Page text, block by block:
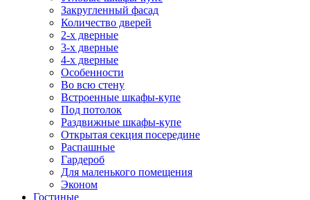
Закругленный фасад
Количество дверей
2-х дверные
3-х дверные
4-х дверные
Особенности
Во всю стену
Встроенные шкафы-купе
Под потолок
Раздвижные шкафы-купе
Открытая секция посередине
Распашные
Гардероб
Для маленького помещения
Эконом
Гостиные